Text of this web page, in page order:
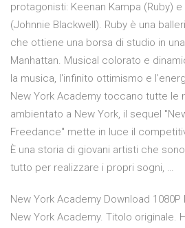
protagonisti: Keenan Kampa (Ruby)
(Johnnie Blackwell). Ruby è una
che ottiene una borsa di studio in
Manhattan. Musical colorato e
la musica, l'infinito ottimismo e
New York Academy toccano tutte le
ambientato a New York, il sequel
Freedance" mette in luce il
È una storia di giovani artisti che
tutto per realizzare i propri sogni, …
New York Academy Download 1080P
New York Academy. Titolo originale.